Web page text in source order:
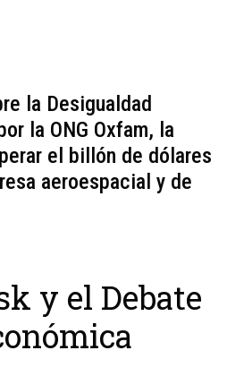
la Desigualdad
la ONG Oxfam, la
el billón de dólares
aeroespacial y de
y el Debate